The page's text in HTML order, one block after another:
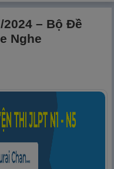
– Bộ Đề
Nghe